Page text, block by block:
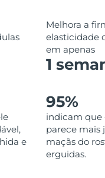
Melhora a
elasticidade
em apenas
1
e
95%
indicam que
parece mais
maçãs do
erguidas.
Entrega
Entrega
Entrega
Entrega